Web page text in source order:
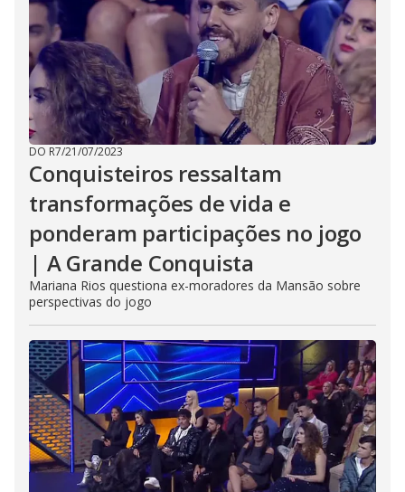
DO R7/21/07/2023
Conquisteiros ressaltam
transformações de vida e
ponderam participações no jogo
| A Grande Conquista
Mariana Rios questiona ex-moradores da Mansão sobre
perspectivas do jogo